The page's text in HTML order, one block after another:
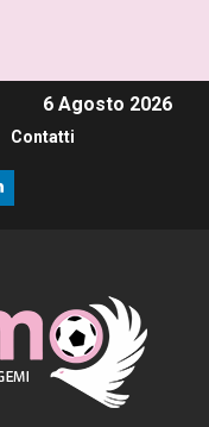
6 Agosto 2026
Contatti